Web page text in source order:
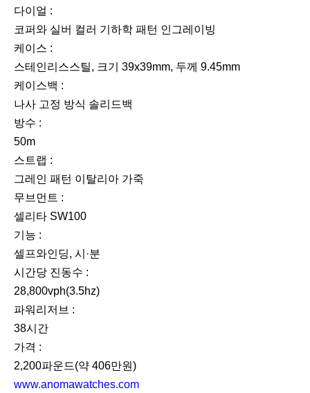
다이얼 :
코퍼와 실버 컬러 기하학 패턴 인그레이빙
케이스 :
스테인리스스틸, 크기 39x39mm, 두께 9.45mm
케이스백 :
나사 고정 방식 솔리드백
방수 :
50m
스트랩 :
그레인 패턴 이탈리아 가죽
무브먼트 :
셀리타 SW100
기능 :
셀프와인딩, 시·분
시간당 진동수 :
28,800vph(3.5hz)
파워리저브 :
38시간
가격 :
2,200파운드(약 406만원)
www.anomawatches.com